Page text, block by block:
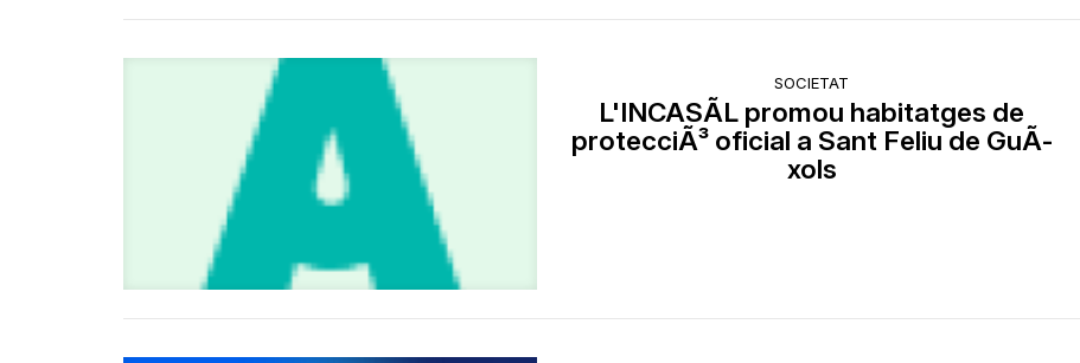
SOCIETAT
L'INCASÃL promou habitatges de
protecciÃ³ oficial a Sant Feliu de GuÃ­
xols